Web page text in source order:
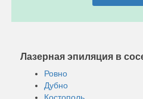
Лазерная эпиляция в
Ровно
Дубно
Костополь